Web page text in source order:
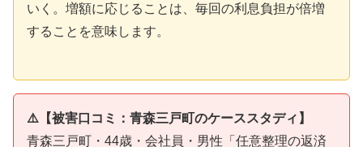
いく。増額に応じることは、毎回の利息負担が倍増
することを意味します。
⚠️【被害口コミ：青森三戸町のケーススタディ】
青森三戸町・44歳・会社員・男性「任意整理の返済